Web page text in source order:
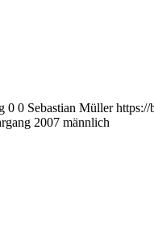
0 0 Sebastian Müller https://
2007 männlich